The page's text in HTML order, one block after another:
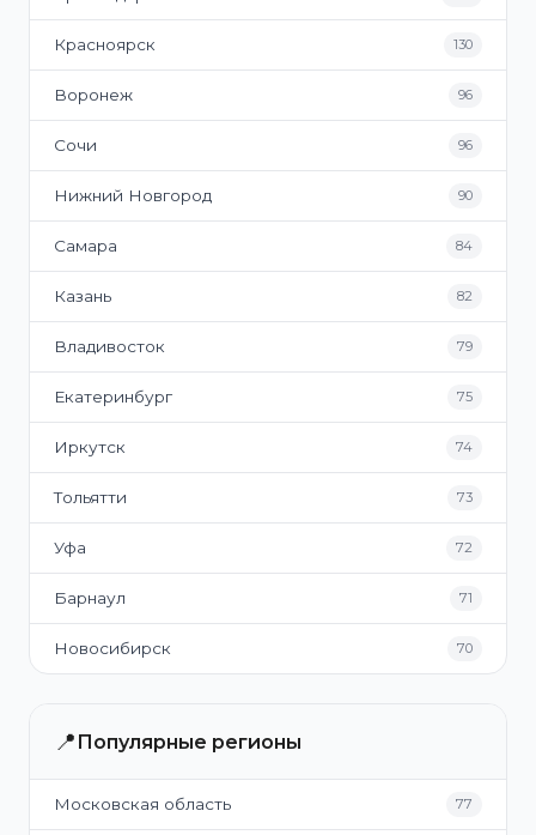
Красноярск 130
Воронеж 96
Сочи 96
Нижний Новгород 90
Самара 84
Казань 82
Владивосток 79
Екатеринбург 75
Иркутск 74
Тольятти 73
Уфа 72
Барнаул 71
Новосибирск 70
📍 Популярные регионы
Московская область 77